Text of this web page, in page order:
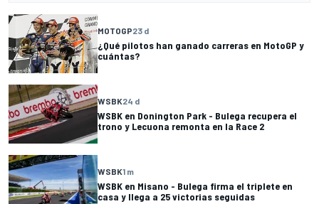
MOTOGP23 d
¿Qué pilotos han ganado carreras en MotoGP y
cuántas?
WSBK24 d
WSBK en Donington Park - Bulega recupera el
trono y Lecuona remonta en la Race 2
WSBK1 m
WSBK en Misano - Bulega firma el triplete en
casa y llega a 25 victorias seguidas